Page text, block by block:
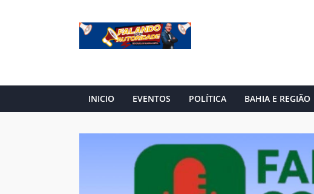
INICIO EVENTOS POLÍTICA BAHIA E REGIÃO